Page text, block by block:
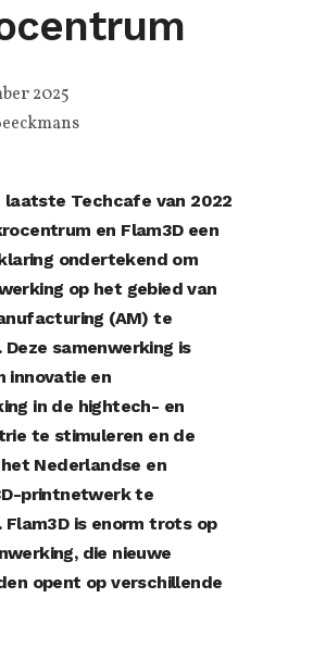
2025
laatste Techcafe van 2022
en Flam3D een
ondertekend om
op het gebied van
(AM) te
samenwerking is
innovatie en
in de hightech- en
te stimuleren en de
Nederlandse en
printnetwerk te
is enorm trots op
die nieuwe
opent op verschillende